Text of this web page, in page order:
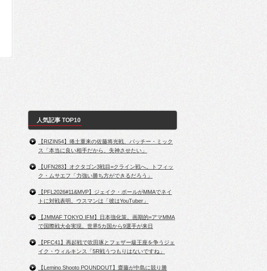
人気記事 TOP10
【RIZIN54】捲土重来の佐藤将光戦、パッチー・ミック
ス「本当に良い相手だから、失神させたい」
【UFN283】オクタゴン3戦目=クライン戦へ。トフィッ
ク・ムサエフ「力強い勝ち方ができるだろう」
【PFL2026#11&MVP】ジェイク・ポールがMMAでネイ
トに対戦表明。ウスマンは「彼はYouTuber」
【JMMAF TOKYO IFM】日本強化策。画期的=アマMMA
で国際戦大会実現。世界5カ国から9選手が来日
【PFC41】再起戦で吹田琢とフェザー級王座を争うジェ
イク・ウィルキンス「5R戦うつもりはないですね」
【Lemino Shooto POUNDOUT】齋藤が中島に競り勝